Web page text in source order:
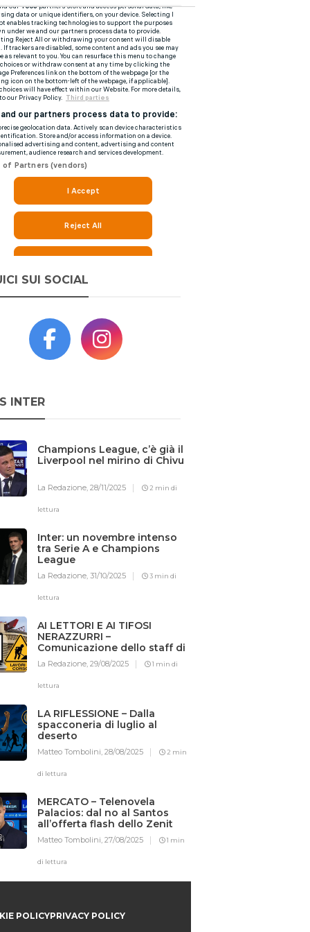
SUI SOCIAL
INTER
Champions League, c’è già il
Liverpool nel mirino di Chivu
La Redazione, 28/11/2025 2 min di
lettura
Inter: un novembre intenso
tra Serie A e Champions
League
La Redazione, 31/10/2025 3 min di
lettura
AI LETTORI E AI TIFOSI
NERAZZURRI –
Comunicazione dello staff di
Iotifointer.it
La Redazione, 29/08/2025 1 min di
lettura
LA RIFLESSIONE – Dalla
spacconeria di luglio al
deserto
Matteo Tombolini, 28/08/2025 2 min
di lettura
MERCATO – Telenovela
Palacios: dal no al Santos
all’offerta flash dello Zenit
Matteo Tombolini, 27/08/2025 1 min
di lettura
POLICYPRIVACY POLICY